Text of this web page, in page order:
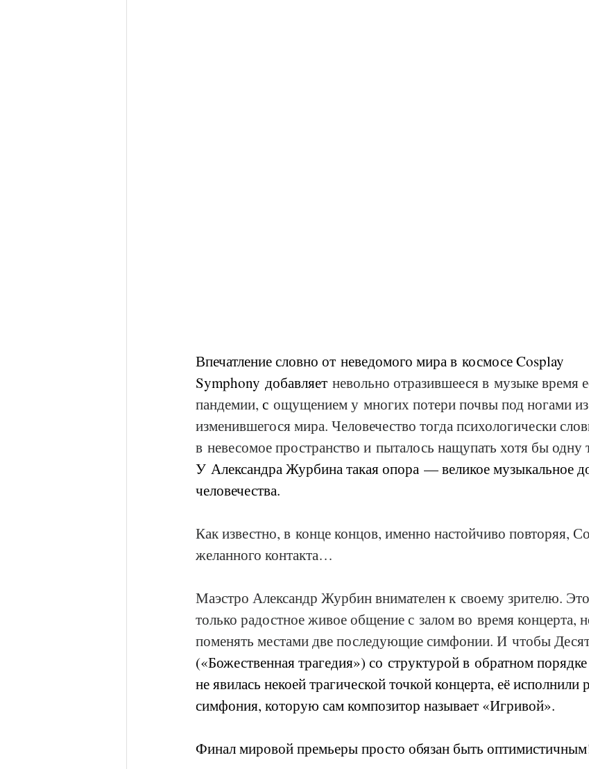
Впечатление словно от неведомого мира в космосе Cosplay
Symphony добавляет невольно отразившееся в музыке время
пандемии, с ощущением у многих потери почвы под ногами
изменившегося мира. Человечество тогда психологически
в невесомое пространство и пыталось нащупать хотя бы
У Александра Журбина такая опора — великое музыкальное
человечества.
Как известно, в конце концов, именно настойчиво повторяя,
желанного контакта…
Маэстро Александр Журбин внимателен к своему зрителю.
только радостное живое общение с залом во время концерта,
поменять местами две последующие симфонии. И чтобы
(«Божественная трагедия») со структурой в обратном
не явилась некоей трагической точкой концерта, её
симфония, которую сам композитор называет «Игривой».
Финал мировой премьеры просто обязан быть